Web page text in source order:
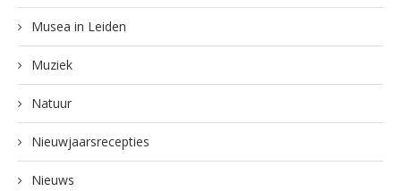
Musea in Leiden
Muziek
Natuur
Nieuwjaarsrecepties
Nieuws